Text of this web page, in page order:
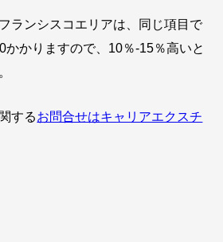
ランシスコエリアは、同じ項目で
かかりますので、10％-15％高いと
するお問合せはキャリアエクスチ